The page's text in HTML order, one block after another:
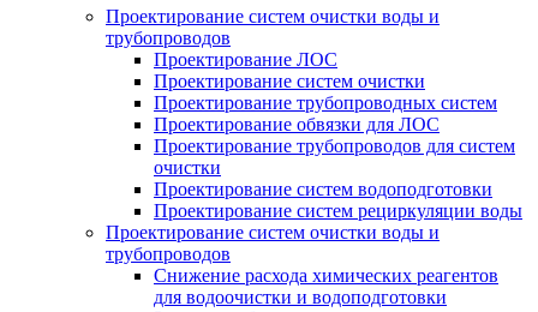
Проектирование систем очистки воды и
трубопроводов
Проектирование ЛОС
Проектирование систем очистки
Проектирование трубопроводных систем
Проектирование обвязки для ЛОС
Проектирование трубопроводов для систем
очистки
Проектирование систем водоподготовки
Проектирование систем рециркуляции воды
Проектирование систем очистки воды и
трубопроводов
Снижение расхода химических реагентов
для водоочистки и водоподготовки